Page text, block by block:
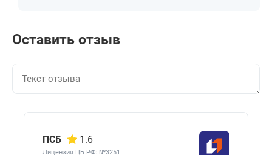
Оставить отзыв
ПСБ 1.6
Лицензия ЦБ РФ: №3251